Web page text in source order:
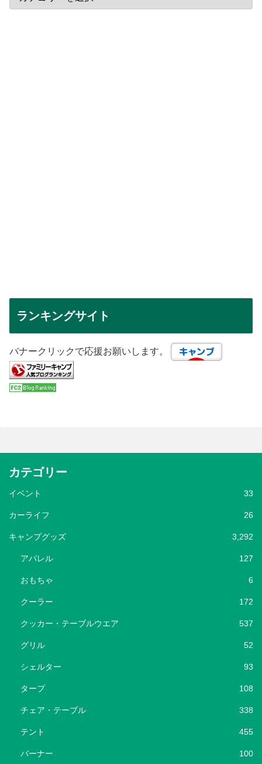
ランキングサイト
バナークリックで応援お願いします。
カテゴリー
イベント 33
カーライフ 26
キャンプグッズ 3,292
アパレル 127
おもちゃ 6
クーラー 172
クッカー・テーブルウエア 537
グリル 52
シェルター 93
タープ 108
チェア・テーブル 338
テント 455
バーナー 100